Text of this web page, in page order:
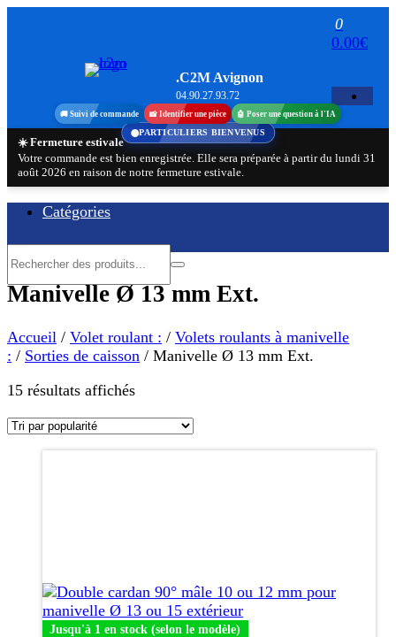
.C2M Avignon
04.90.27.93.72
0
0.00€
🚚 Suivi de commande 📸 Identifier une pièce 🤖 Poser une question à l'IA
☀️ Fermeture estivale
Votre commande est bien enregistrée. Elle sera préparée à partir du lundi 31
août 2026 en raison de notre fermeture estivale.
Catégories
Manivelle Ø 13 mm Ext.
Accueil / Volet roulant : / Volets roulants à manivelle
: / Sorties de caisson / Manivelle Ø 13 mm Ext.
15 résultats affichésTrié
popularité
Jusqu'à 1 en stock (selon le modèle)
peuvent
être
choisies
PARTICULIERS BIENVENUS